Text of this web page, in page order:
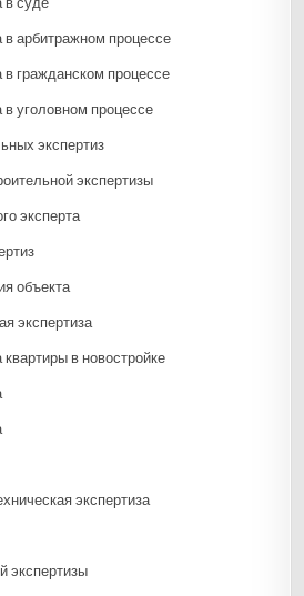
в арбитражном процессе
в гражданском процессе
в уголовном процессе
экспертиз
экспертизы
эксперта
объекта
экспертиза
в новостройке
экспертиза
экспертизы